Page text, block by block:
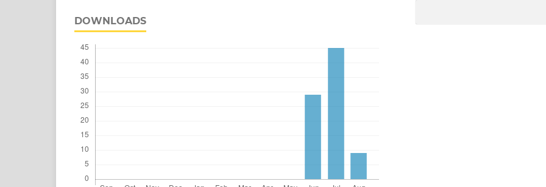
DOWNLOADS